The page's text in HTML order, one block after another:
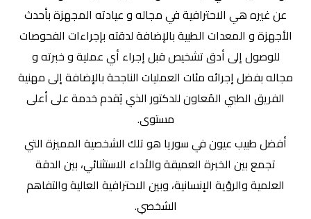
عن غيره هي الاحترافية في مجاله و عيادته المجهزة بأحدث
الأجهزة و المعدات الطبية بالإضافة لدقته بإجراءات الفحوصات
للوصول إلى أدق تشخيص قبل إجراء أي عملية و خبرته و
مجاله بفضل إجرائه مئات العمليات الناجحة بالإضافة إلى مهنية
الفريق الطبي المُعاون للدكتور الذي يُقدم خدمة على أعلى
مستوى.
أفضل طبيب عيون في سوريا هو تلك الشخصية المميزة التي
تجمع بين الخبرة العميقة والأداء الاستثنائي، بين الدقة
العلمية والرؤية الإنسانية، وبين الاحترافية العالية والتفاهم
الشخصي.